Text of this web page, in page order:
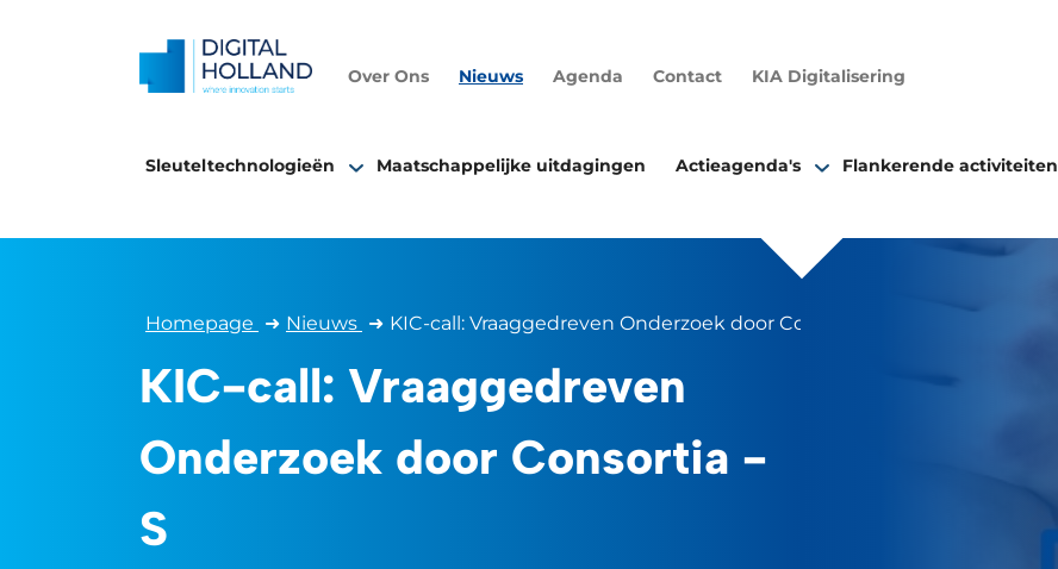
Over Ons Nieuws Agenda Contact KIA Digitalisering
Sleuteltechnologieën Maatschappelijke uitdagingen Actieagenda's Flankerende activiteiten
Homepage ➜ Nieuws ➜ KIC-call: Vraaggedreven Onderzoek door Consortia - S
KIC-call: Vraaggedreven
Onderzoek door Consortia -
S